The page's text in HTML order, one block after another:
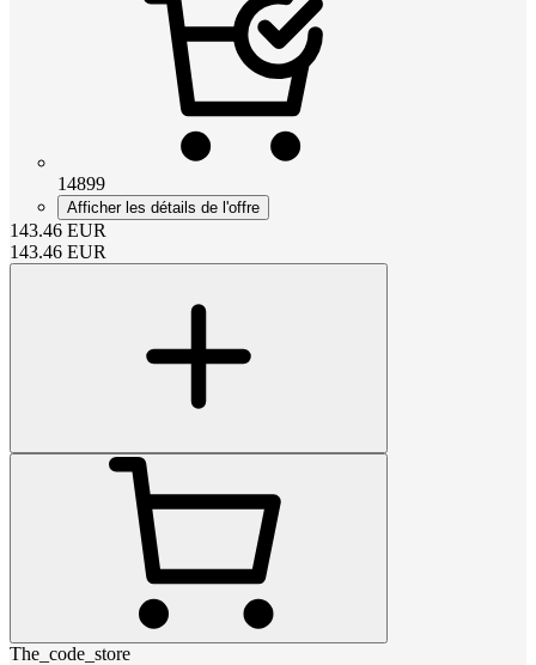
14899
Afficher les détails de l'offre
143.46 EUR
143.46 EUR
The_code_store